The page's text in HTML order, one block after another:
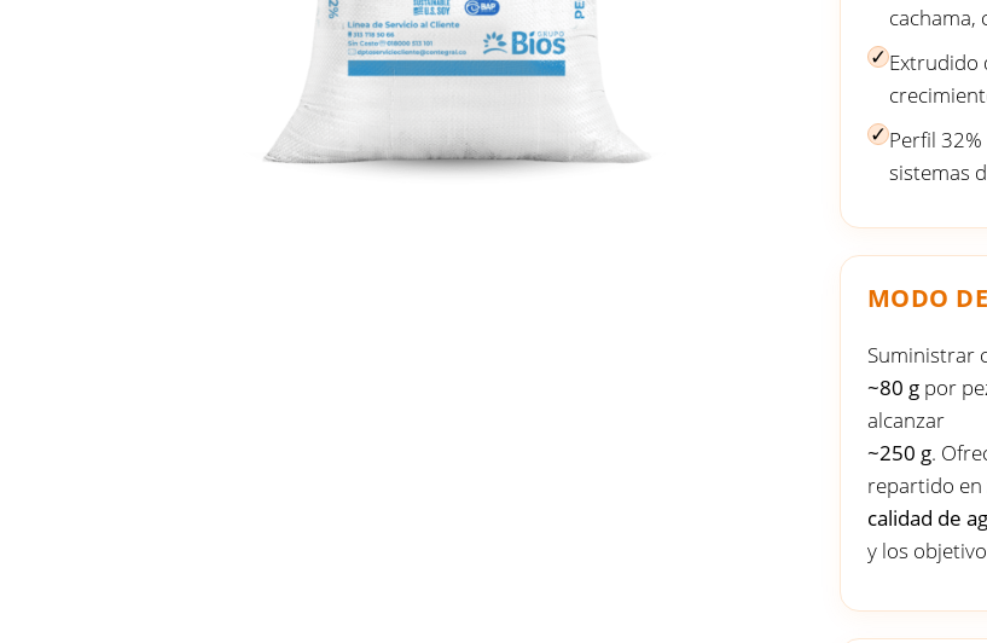
cachama,
✓Extrudido
✓Perfil
sistemas
MODO
Suministrar
~80 gpor
alcanzar
~250 g.
repartido en
calidad de
y los